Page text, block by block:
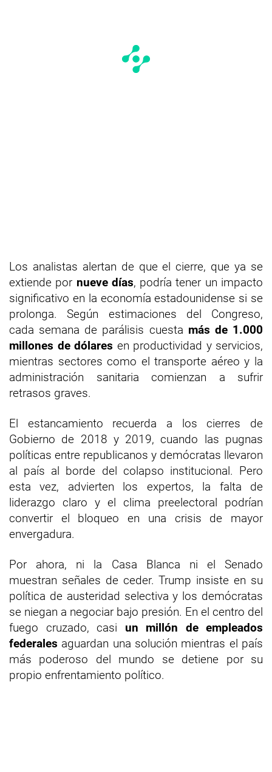
Los analistas alertan de que el cierre, que ya se
extiende por nueve días, podría tener un impacto
significativo en la economía estadounidense si se
prolonga. Según estimaciones del Congreso,
cada semana de parálisis cuesta más de 1.000
millones de dólares en productividad y servicios,
mientras sectores como el transporte aéreo y la
administración sanitaria comienzan a sufrir
retrasos graves.
El estancamiento recuerda a los cierres de
Gobierno de 2018 y 2019, cuando las pugnas
políticas entre republicanos y demócratas llevaron
al país al borde del colapso institucional. Pero
esta vez, advierten los expertos, la falta de
liderazgo claro y el clima preelectoral podrían
convertir el bloqueo en una crisis de mayor
envergadura.
Por ahora, ni la Casa Blanca ni el Senado
muestran señales de ceder. Trump insiste en su
política de austeridad selectiva y los demócratas
se niegan a negociar bajo presión. En el centro del
fuego cruzado, casi un millón de empleados
federales aguardan una solución mientras el país
más poderoso del mundo se detiene por su
propio enfrentamiento político.